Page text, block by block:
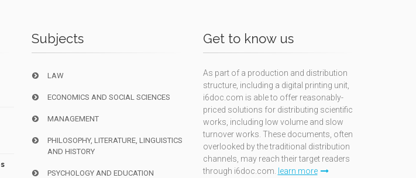
Subjects
LAW
ECONOMICS AND SOCIAL SCIENCES
MANAGEMENT
PHILOSOPHY, LITERATURE, LINGUISTICS
AND HISTORY
PSYCHOLOGY AND EDUCATION
Get to know us
As part of a production and distribution
structure, including a digital printing unit,
i6doc.com is able to offer reasonably-
priced solutions for distributing scientific
works, including low volume and slow
turnover works. These documents, often
overlooked by the traditional distribution
channels, may reach their target readers
through i6doc.com.
learn more